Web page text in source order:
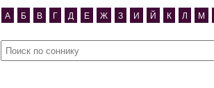
А Б В Г Д Е Ж З И Й К Л М